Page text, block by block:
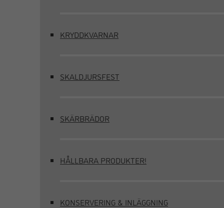
KRYDDKVARNAR
SKALDJURSFEST
SKÄRBRÄDOR
HÅLLBARA PRODUKTER!
KONSERVERING & INLÄGGNING